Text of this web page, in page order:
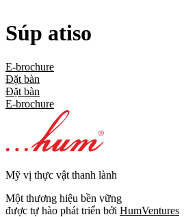
Súp atiso
E-brochure
Đặt bàn
Đặt bàn
E-brochure
Mỹ vị thực vật thanh lành
Một thương hiệu bền vững
được tự hào phát triển bởi HumVentures